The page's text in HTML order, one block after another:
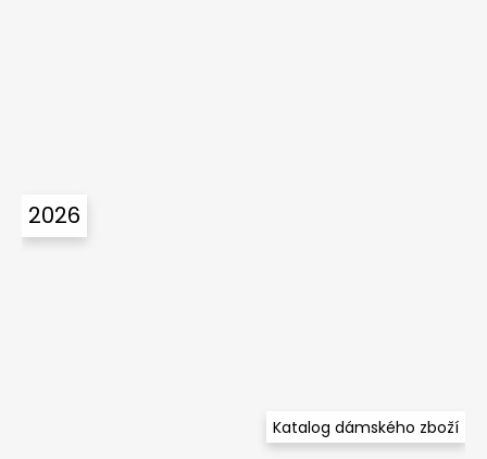
2026
Katalog dámského zboží